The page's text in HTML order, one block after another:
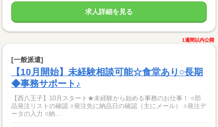
求人詳細を見る
1週間以内公開
[一般派遣]
【10月開始】未経験相談可能☆食堂あり○長期
◆事務サポート♪
【西八王子】10月スタート★未経験から始める事務のお仕事！ ○部
品発注リストの確認 ○発注先に納品日の確認（主にメール） ○発注デ
ータの入力 ○納...